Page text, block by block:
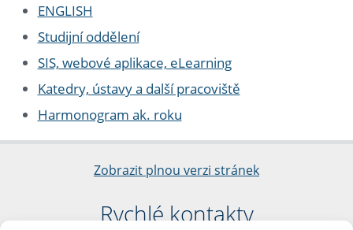
ENGLISH
Studijní oddělení
SIS, webové aplikace, eLearning
Katedry, ústavy a další pracoviště
Harmonogram ak. roku
Zobrazit plnou verzi stránek
Rychlé kontakty